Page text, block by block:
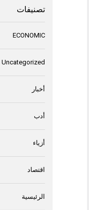
تصنيفات
ECONOMIC
Uncategorized
أخبار
أدب
أزياء
اقتصاد
الرئيسية